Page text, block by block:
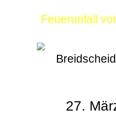
Feuerunfall
27.